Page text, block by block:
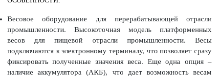
Весовое оборудование для перерабатывающей отрасли
промышленности. Высокоточная модель платформенных
весов для пищевой отрасли промышленности. Весы
подключаются к электронному терминалу, что позволяет сразу
фиксировать полученные значения веса. Еще одна опция –
наличие аккумулятора (АКБ), что дает возможность весам